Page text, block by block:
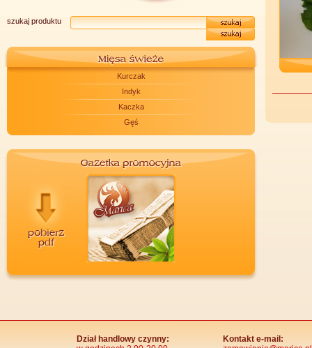
szukaj produktu
Kurczak
Indyk
Kaczka
Gęś
Dział handlowy czynny:
Kontakt e-mail: